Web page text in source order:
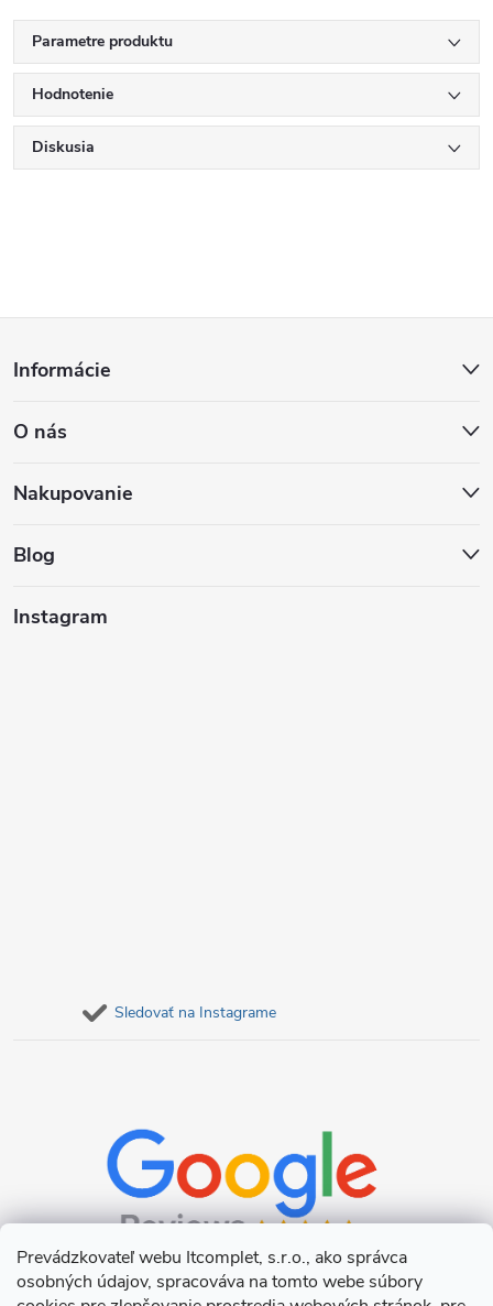
Prevádzkovateľ webu Itcomplet, s.r.o., ako správca
osobných údajov, spracováva na tomto webe súbory
Parametre produktu
Hodnotenie
Diskusia
p
ä
Informácie
O nás
Nakupovanie
Blog
Instagram
Sledovať na Instagrame